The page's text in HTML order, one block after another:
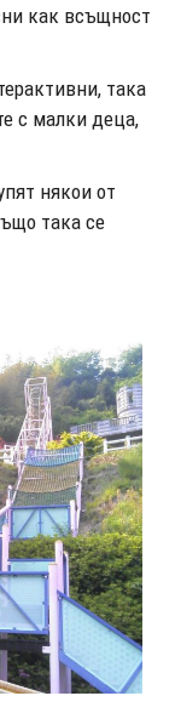
как всъщност
така
с малки деца,
някои от
така се